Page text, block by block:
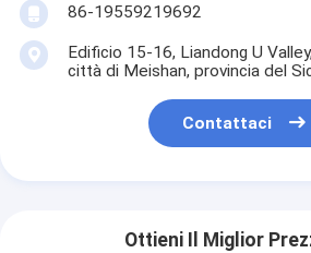
86-19559219692
Edificio 15-16, Liandong U
città di Meishan, provincia del
Contattaci
Ottieni Il Miglior